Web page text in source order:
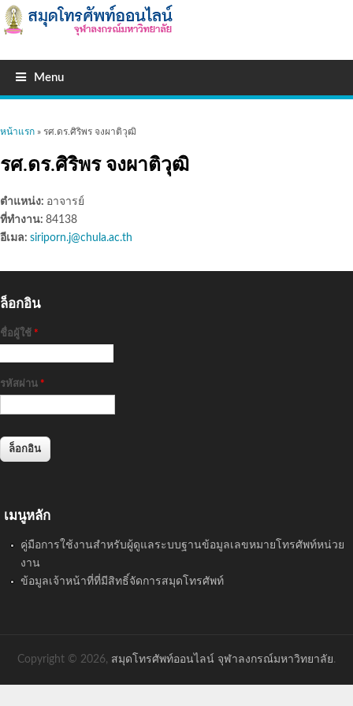
Menu
คุณอยู่ที่นี่
หน้าแรก » รศ.ดร.ศิริพร จงผาติวุฒิ
รศ.ดร.ศิริพร จงผาติวุฒิ
ตำแหน่ง: อาจารย์
ที่ทำงาน: 84138
อีเมล: siriporn.j@chula.ac.th
ล็อกอิน
ชื่อผู้ใช้ *
รหัสผ่าน *
เมนูหลัก
คู่มือการใช้งานสำหรับผู้ดูแลระบบฐานข้อมูลเลขหมายโทรศัพท์หน่วย
งาน
ข้อมูลเจ้าหน้าที่ที่มีสิทธิ์จัดการสมุดโทรศัพท์
Copyright © 2026, สมุดโทรศัพท์ออนไลน์ จุฬาลงกรณ์มหาวิทยาลัย.